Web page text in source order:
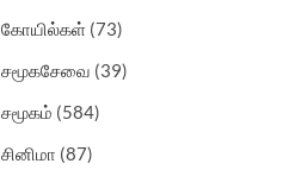
கோயில்கள் (73)
சமூகசேவை (39)
சமூகம் (584)
சினிமா (87)